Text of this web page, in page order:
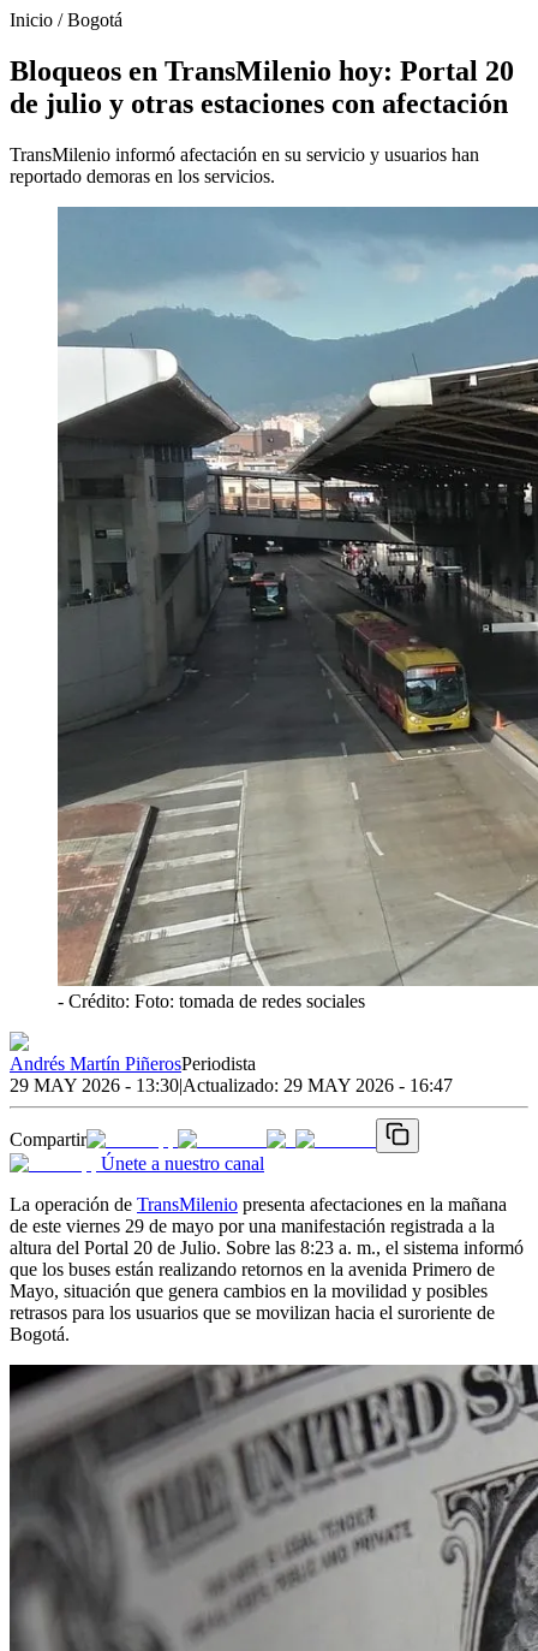
Inicio /Bogotá
Bloqueos en TransMilenio hoy: Portal 20
de julio y otras estaciones con afectación
TransMilenio informó afectación en su servicio y usuarios han
reportado demoras en los servicios.
- Crédito: Foto: tomada de redes sociales
Andrés Martín PiñerosPeriodista
29 MAY 2026 - 13:30|Actualizado: 29 MAY 2026 - 16:47
Compartir
Únete a nuestro canal
La operación de TransMilenio presenta afectaciones en la mañana
de este viernes 29 de mayo por una manifestación registrada a la
altura del Portal 20 de Julio. Sobre las 8:23 a. m., el sistema informó
que los buses están realizando retornos en la avenida Primero de
Mayo, situación que genera cambios en la movilidad y posibles
retrasos para los usuarios que se movilizan hacia el suroriente de
Bogotá.